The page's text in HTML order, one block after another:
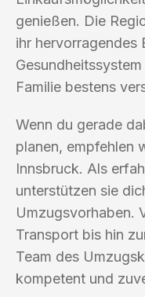
genießen. Die
ihr hervorragendes
Familie bestens
Wenn du gerade
planen, empfehlen
Innsbruck. Als
unterstützen sie
Umzugsvorhaben.
Transport bis hin
Team des
kompetent und